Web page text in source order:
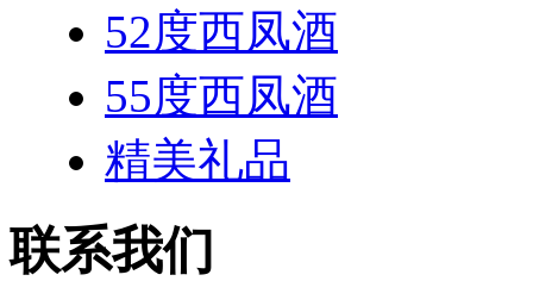
52度西凤酒
55度西凤酒
精美礼品
联系我们